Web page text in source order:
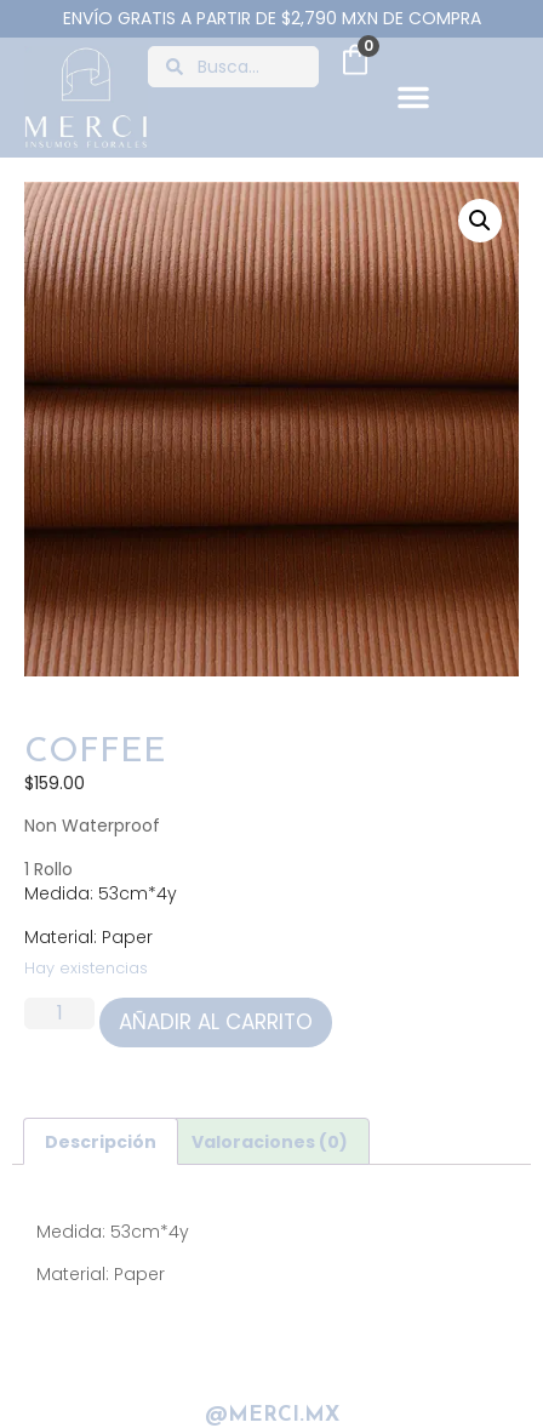
ENVÍO GRATIS A PARTIR DE $2,790 MXN DE COMPRA
0
COFFEE
$159.00
Non Waterproof
1 Rollo
Medida: 53cm*4y
Material: Paper
Hay existencias
AÑADIR AL CARRITO
Descripción Valoraciones (0)
Medida: 53cm*4y
Material: Paper
@MERCI.MX